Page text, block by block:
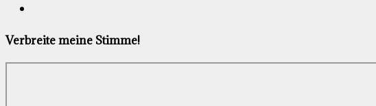
Verbreite meine Stimme!